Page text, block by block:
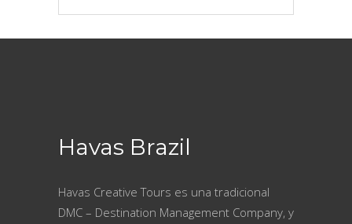
Havas Brazil
Havas Creative Tours es una tradicional
DMC – Destination Management Company, y